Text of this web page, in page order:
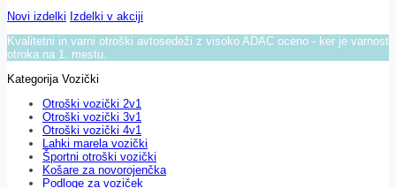
Novi izdelki Izdelki v akciji
Kvalitetni in varni otroški avtosedeži z visoko ADAC oceno - ker je varnost
otroka na 1. mestu.
Kategorija Vozički
Otroški vozički 2v1
Otroški vozički 3v1
Otroški vozički 4v1
Lahki marela vozički
Športni otroški vozički
Košare za novorojenčka
Podloge za voziček